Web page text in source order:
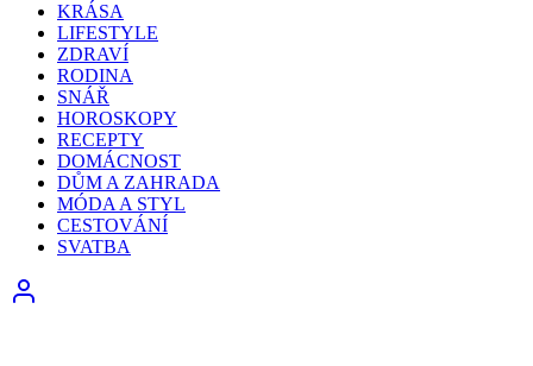
KRÁSA
LIFESTYLE
ZDRAVÍ
RODINA
SNÁŘ
HOROSKOPY
RECEPTY
DOMÁCNOST
DŮM A ZAHRADA
MÓDA A STYL
CESTOVÁNÍ
SVATBA